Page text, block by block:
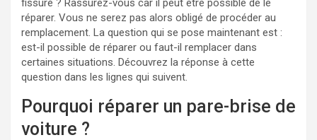
réparer. Vous ne serez pas alors obligé de procéder au
remplacement. La question qui se pose maintenant est :
est-il possible de réparer ou faut-il remplacer dans
certaines situations. Découvrez la réponse à cette
question dans les lignes qui suivent.
Pourquoi réparer un pare-brise de
voiture ?